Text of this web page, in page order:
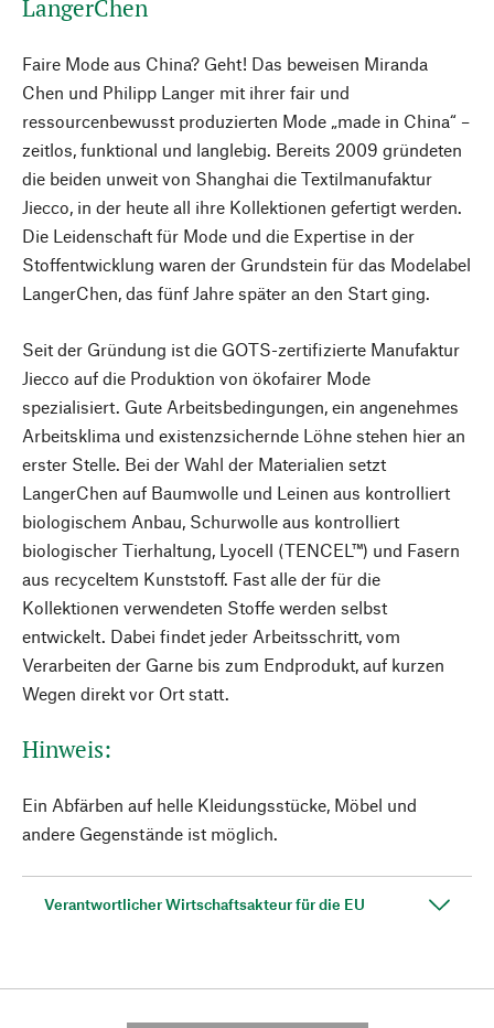
LangerChen
Faire Mode aus China? Geht! Das beweisen Miranda
Chen und Philipp Langer mit ihrer fair und
ressourcenbewusst produzierten Mode „made in China“ –
zeitlos, funktional und langlebig. Bereits 2009 gründeten
die beiden unweit von Shanghai die Textilmanufaktur
Jiecco, in der heute all ihre Kollektionen gefertigt werden.
Die Leidenschaft für Mode und die Expertise in der
Stoffentwicklung waren der Grundstein für das Modelabel
LangerChen, das fünf Jahre später an den Start ging.
Seit der Gründung ist die GOTS-zertifizierte Manufaktur
Jiecco auf die Produktion von ökofairer Mode
spezialisiert. Gute Arbeitsbedingungen, ein angenehmes
Arbeitsklima und existenzsichernde Löhne stehen hier an
erster Stelle. Bei der Wahl der Materialien setzt
LangerChen auf Baumwolle und Leinen aus kontrolliert
biologischem Anbau, Schurwolle aus kontrolliert
biologischer Tierhaltung, Lyocell (TENCEL™) und Fasern
aus recyceltem Kunststoff. Fast alle der für die
Kollektionen verwendeten Stoffe werden selbst
entwickelt. Dabei findet jeder Arbeitsschritt, vom
Verarbeiten der Garne bis zum Endprodukt, auf kurzen
Wegen direkt vor Ort statt.
Hinweis:
Ein Abfärben auf helle Kleidungsstücke, Möbel und
andere Gegenstände ist möglich.
Verantwortlicher Wirtschaftsakteur für die EU